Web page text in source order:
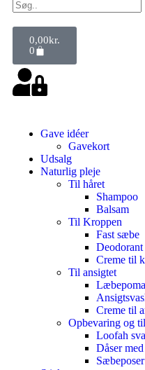
0,00kr.
0
Gave idéer
Gavekort
Udsalg
Naturlig pleje
Til håret
Shampoo
Balsam
Til Kroppen
Fast sæbe
Deodorant
Creme til
Til ansigtet
Creme til
Opbevaring og
Loofah
Dåser
Sæbeposer